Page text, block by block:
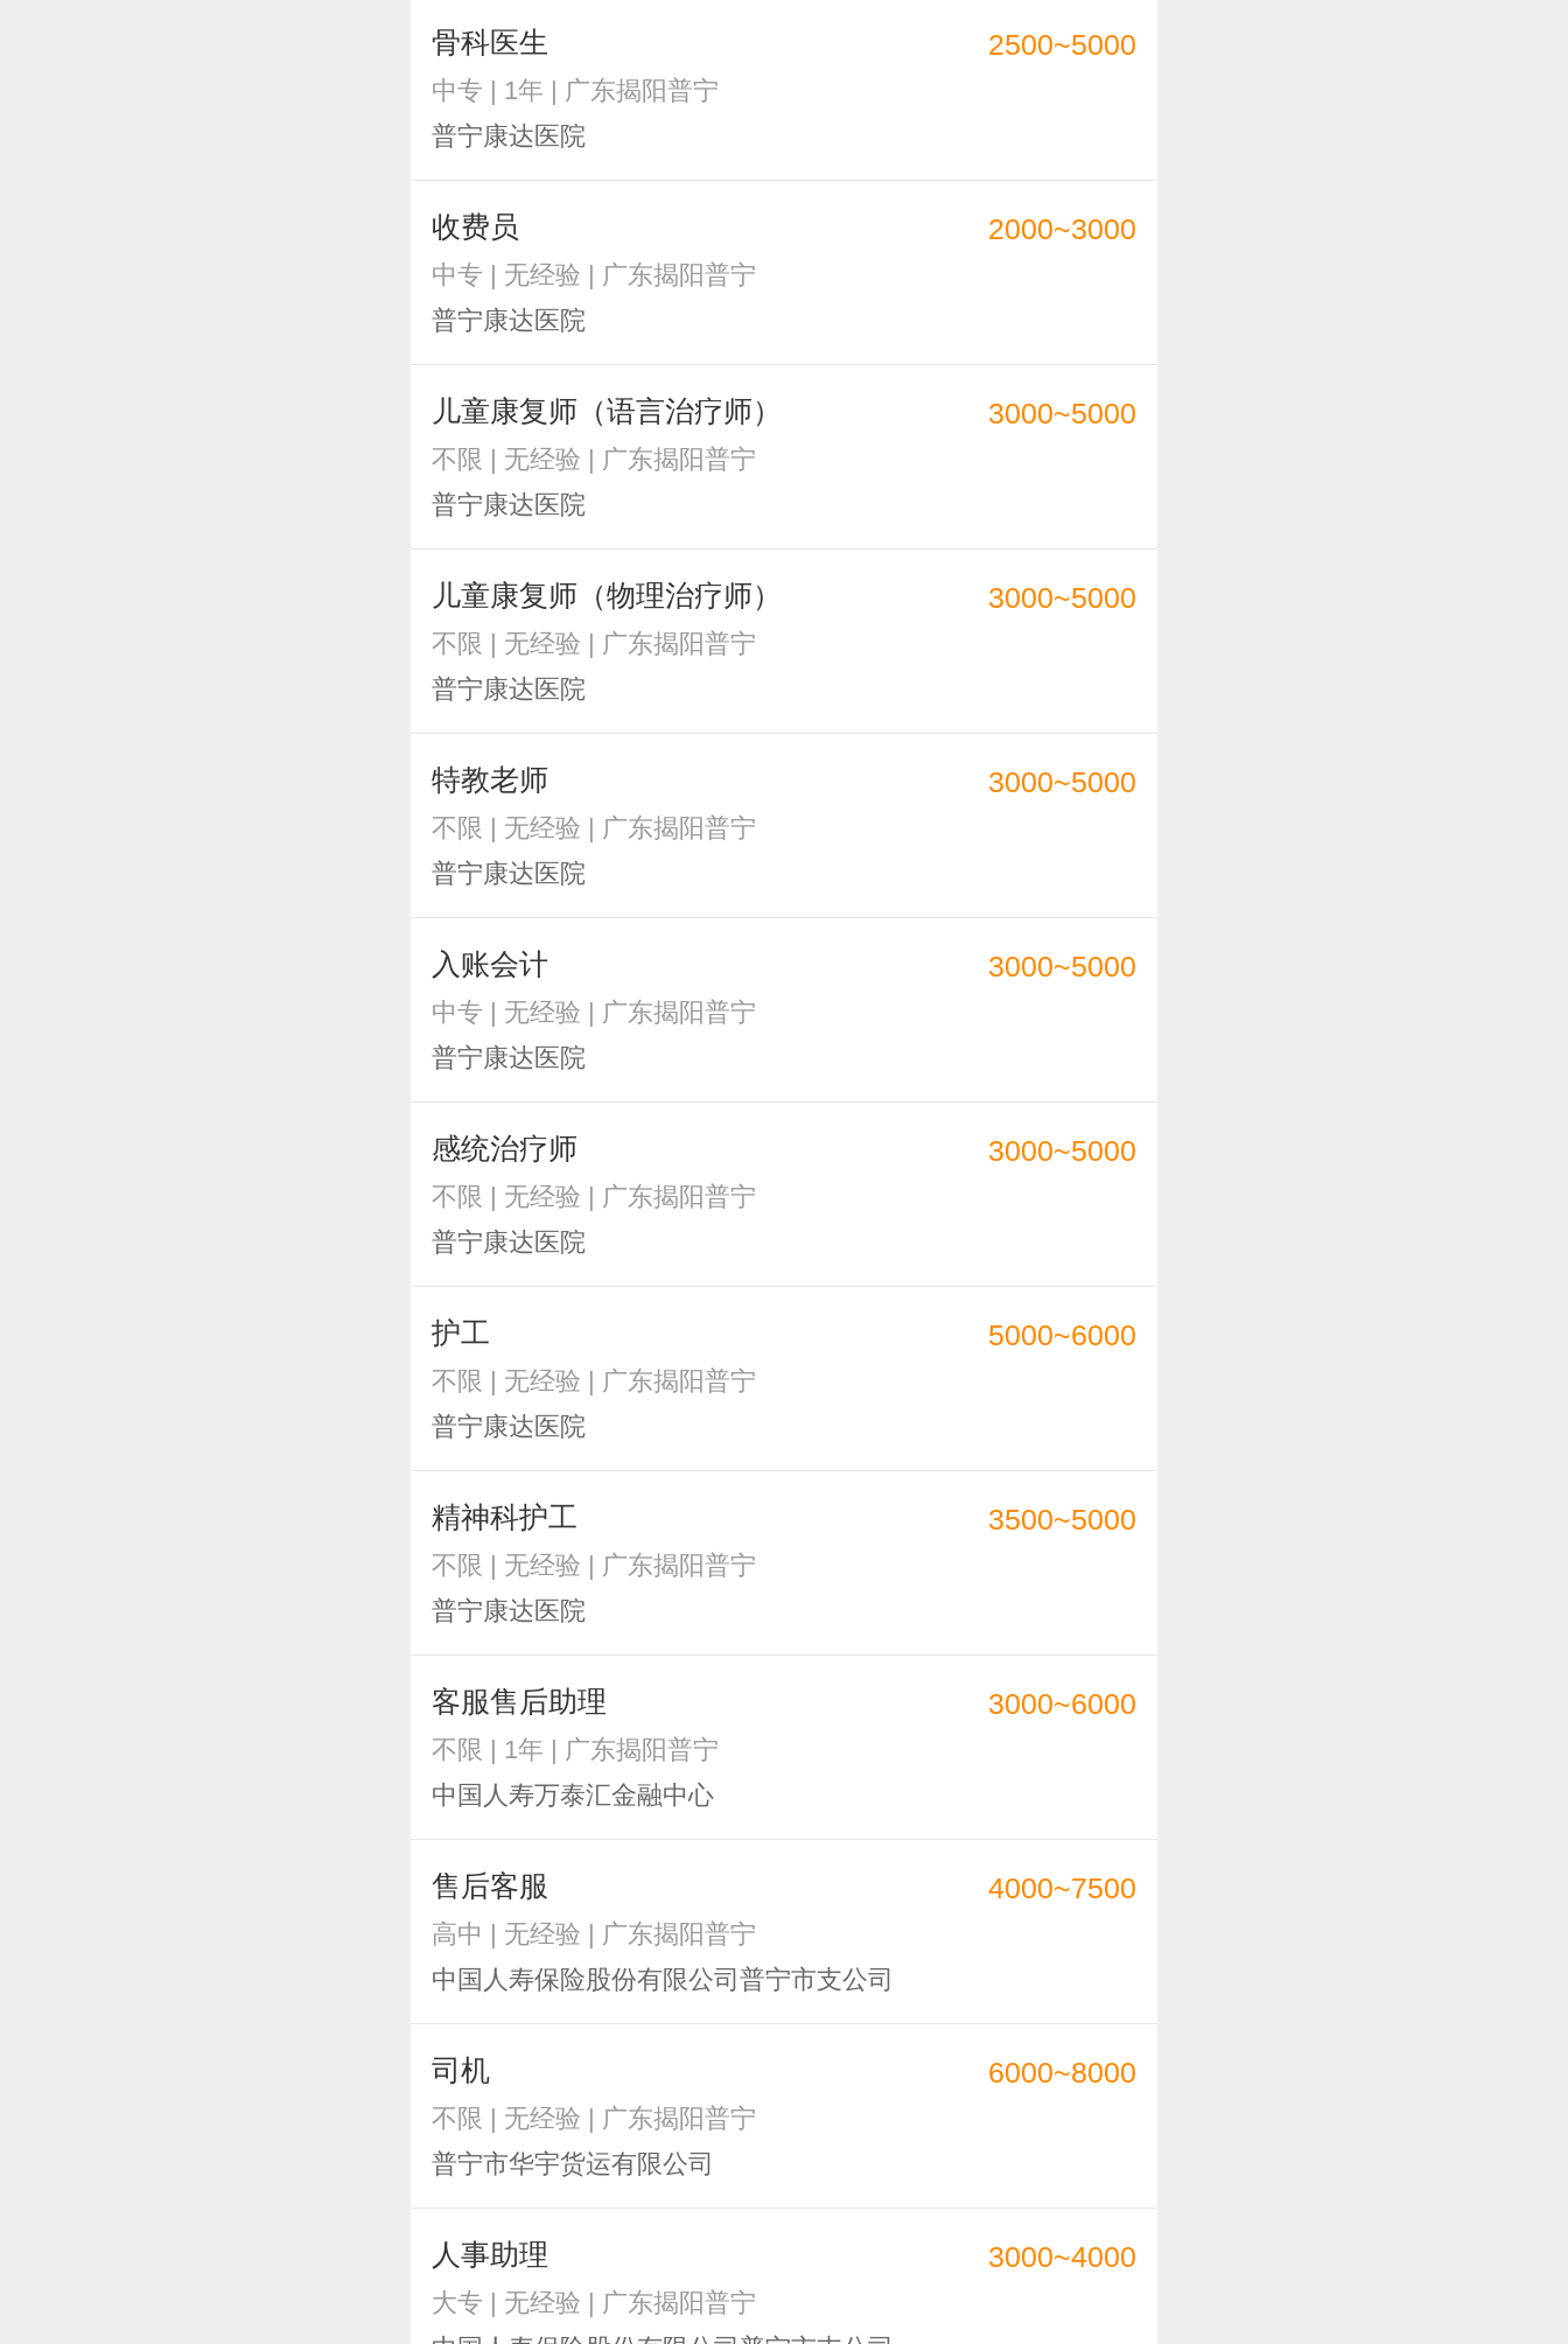
骨科医生
中专 | 1年 | 广东揭阳普宁
普宁康达医院
2500~5000
收费员
中专 | 无经验 | 广东揭阳普宁
普宁康达医院
2000~3000
儿童康复师（语言治疗师）
不限 | 无经验 | 广东揭阳普宁
普宁康达医院
3000~5000
儿童康复师（物理治疗师）
不限 | 无经验 | 广东揭阳普宁
普宁康达医院
3000~5000
特教老师
不限 | 无经验 | 广东揭阳普宁
普宁康达医院
3000~5000
入账会计
中专 | 无经验 | 广东揭阳普宁
普宁康达医院
3000~5000
感统治疗师
不限 | 无经验 | 广东揭阳普宁
普宁康达医院
3000~5000
护工
不限 | 无经验 | 广东揭阳普宁
普宁康达医院
5000~6000
精神科护工
不限 | 无经验 | 广东揭阳普宁
普宁康达医院
3500~5000
客服售后助理
不限 | 1年 | 广东揭阳普宁
中国人寿万泰汇金融中心
3000~6000
售后客服
高中 | 无经验 | 广东揭阳普宁
中国人寿保险股份有限公司普宁市支公司
4000~7500
司机
不限 | 无经验 | 广东揭阳普宁
普宁市华宇货运有限公司
6000~8000
人事助理
大专 | 无经验 | 广东揭阳普宁
3000~4000